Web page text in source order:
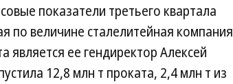
показатели третьего квартала
величине сталелитейная компания
ее гендиректор Алексей
12,8 млн т проката, 2,4 млн т из